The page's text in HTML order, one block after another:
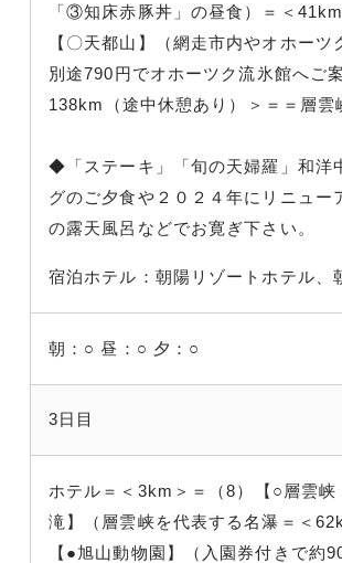
「③知床赤豚丼」の昼食）＝＜41km
【〇天都山】（網走市内やオホー
別途790円でオホーツク流氷館へご
138km（途中休憩あり）＞＝＝層雲
◆「ステーキ」「旬の天婦羅」和洋
グのご夕食や２０２４年にリニュー
の露天風呂などでお寛ぎ下さい。
宿泊ホテル：朝陽リゾートホテル、
朝：○ 昼：○ 夕：○
3日目
ホテル＝＜3km＞＝（8）【○層雲峡
滝】（層雲峡を代表する名瀑＝＜
【●旭山動物園】（入園券付きで約